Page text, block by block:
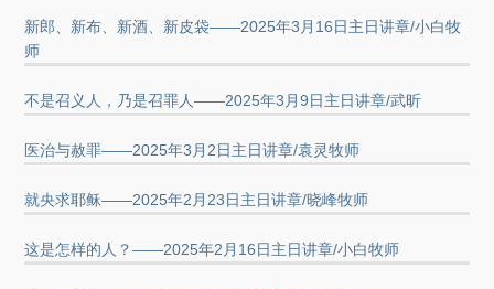
新郎、新布、新酒、新皮袋——2025年3月16日主日讲章/小白牧
师
不是召义人，乃是召罪人——2025年3月9日主日讲章/武昕
医治与赦罪——2025年3月2日主日讲章/袁灵牧师
就央求耶稣——2025年2月23日主日讲章/晓峰牧师
这是怎样的人？——2025年2月16日主日讲章/小白牧师